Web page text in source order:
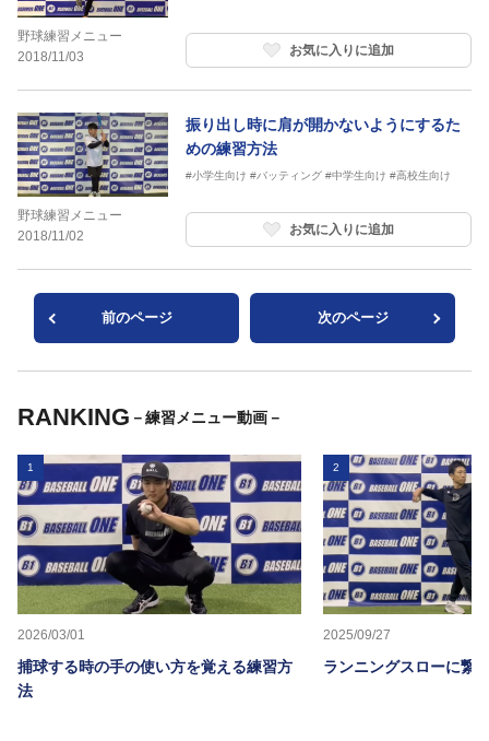
野球練習メニュー
2018/11/03
お気に入りに追加
野球練習メニュー
2018/11/02
振り出し時に肩が開かないようにするた
めの練習方法
#小学生向け #バッティング #中学生向け #高校生向け
お気に入りに追加
前のページ 次のページ
RANKING －練習メニュー動画－
1
2026/03/01
捕球する時の手の使い方を覚える練習方
法
2
2025/09/27
ランニングスローに繋